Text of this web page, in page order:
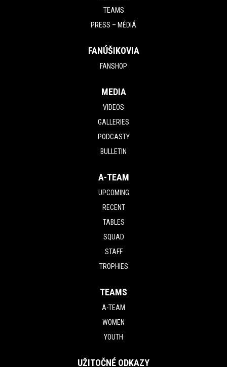
TEAMS
PRESS – MÉDIÁ
FANÚŠIKOVIA
FANSHOP
MEDIA
VIDEOS
GALLERIES
PODCASTY
BULLETIN
A-TEAM
UPCOMING
RECENT
TABLES
SQUAD
STAFF
TROPHIES
TEAMS
A-TEAM
WOMEN
YOUTH
UŽITOČNÉ ODKAZY